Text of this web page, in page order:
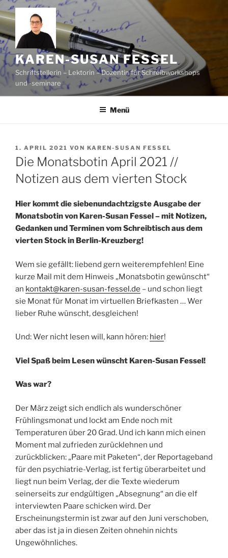
Zum
Inhalt
springen
KAREN-SUSAN FESSEL
Schriftstellerin – Lektorin – Dozentin für Schreibworkshops
und -seminare
Menü
VERÖFFENTLICHT
AM
1. APRIL 2021 VON KAREN-SUSAN FESSEL
Die Monatsbotin April 2021 //
Notizen aus dem vierten Stock
Hier kommt die siebenundachtzigste Ausgabe der
Monatsbotin von Karen-Susan Fessel – mit Notizen,
Gedanken und Terminen vom Schreibtisch aus dem
vierten Stock in Berlin-Kreuzberg!
Wem sie gefällt: liebend gern weiterempfehlen! Eine
kurze Mail mit dem Hinweis „Monatsbotin gewünscht“
an kontakt@karen-susan-fessel.de – und schon liegt
sie Monat für Monat im virtuellen Briefkasten … Wer
lieber Ruhe wünscht, desgleichen!
Und: Wer nicht lesen will, kann hören: hier!
Viel Spaß beim Lesen wünscht Karen-Susan Fessel!
Was war?
Der März zeigt sich endlich als wunderschöner
Frühlingsmonat und lockt am Ende noch mit
Temperaturen über 20 Grad. Und ich kann mich einen
Moment mal zufrieden zurücklehnen und
zurückblicken: „Paare mit Paketen“, der Reportageband
für den psychiatrie-Verlag, ist fertig überarbeitet und
liegt nun beim Verlag, der die Texte wiederum
seinerseits zur endgültigen „Absegnung“ an die elf
interviewten Paare schicken wird. Der
Erscheinungstermin ist zwar auf den Juni verschoben,
aber das ist ja in diesen Zeiten ohnehin nichts
Ungewöhnliches.